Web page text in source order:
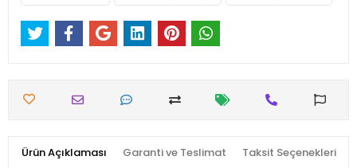
Ürün Açıklaması Garanti ve Teslimat Taksit Seçenekleri